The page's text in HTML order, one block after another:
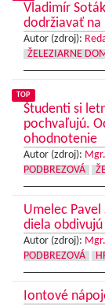
Vladimír
dodržiavať na
Autor (zdroj):
ŽELEZIARNE
TOP
Študenti si
pochvaľujú.
ohodnotenie
Autor (zdroj):
PODBREZOVÁ
Umelec
diela
Autor (zdroj):
PODBREZOVÁ
Iontové